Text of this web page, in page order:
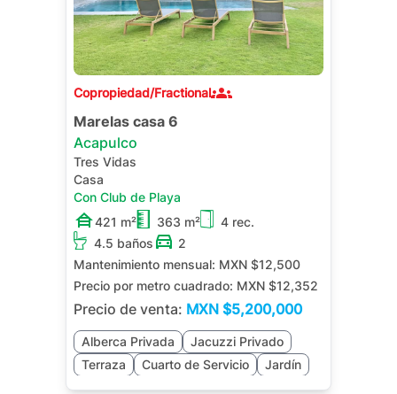
Copropiedad/Fractional
Marelas casa 6
Acapulco
Tres Vidas
Casa
Con Club de Playa
421 m²
363 m²
4 rec.
4.5 baños
2
Mantenimiento mensual: MXN $12,500
Precio por metro cuadrado: MXN $12,352
Precio de venta: MXN $5,200,000
Alberca Privada
Jacuzzi Privado
Terraza
Cuarto de Servicio Jardín